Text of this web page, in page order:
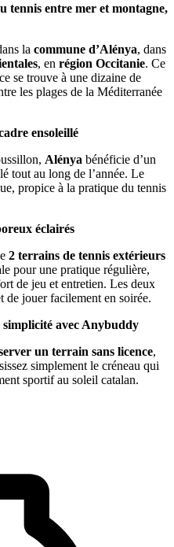
tennis entre mer et montagne,
la commune d’Alénya, dans
, en région Occitanie. Ce
se trouve à une dizaine de
les plages de la Méditerranée
ensoleillé
Alénya bénéficie d’un
tout au long de l’année. Le
propice à la pratique du tennis
éclairés
2 terrains de tennis extérieurs
pour une pratique régulière,
de jeu et entretien. Les deux
de jouer facilement en soirée.
avec Anybuddy
un terrain sans licence,
simplement le créneau qui
sportif au soleil catalan.